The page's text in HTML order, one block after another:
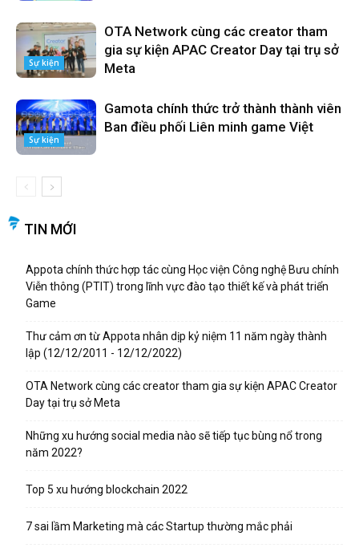
Sự kiện
OTA Network cùng các creator tham
gia sự kiện APAC Creator Day tại trụ sở
Meta
Sự kiện
Gamota chính thức trở thành thành viên
Ban điều phối Liên minh game Việt
TIN MỚI
Appota chính thức hợp tác cùng Học viện Công nghệ Bưu chính
Viễn thông (PTIT) trong lĩnh vực đào tạo thiết kế và phát triển
Game
Thư cảm ơn từ Appota nhân dịp kỷ niệm 11 năm ngày thành
lập (12/12/2011 - 12/12/2022)
OTA Network cùng các creator tham gia sự kiện APAC Creator
Day tại trụ sở Meta
Những xu hướng social media nào sẽ tiếp tục bùng nổ trong
năm 2022?
Top 5 xu hướng blockchain 2022
7 sai lầm Marketing mà các Startup thường mắc phải